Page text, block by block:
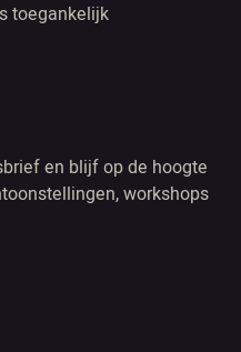
toegankelijk
en blijf op de hoogte
workshops